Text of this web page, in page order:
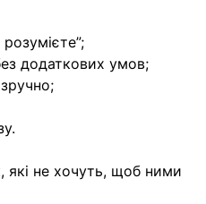
додаткових умов;
які не хочуть, щоб ними